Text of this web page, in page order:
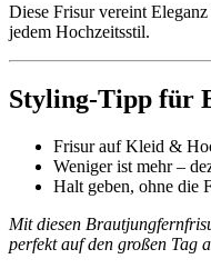
Diese Frisur vereint
jedem Hochzeitsstil.
Styling-Tipp für
Frisur auf Kleid &
Weniger ist mehr –
Halt geben, ohne die
Mit diesen
perfekt auf den großen Tag